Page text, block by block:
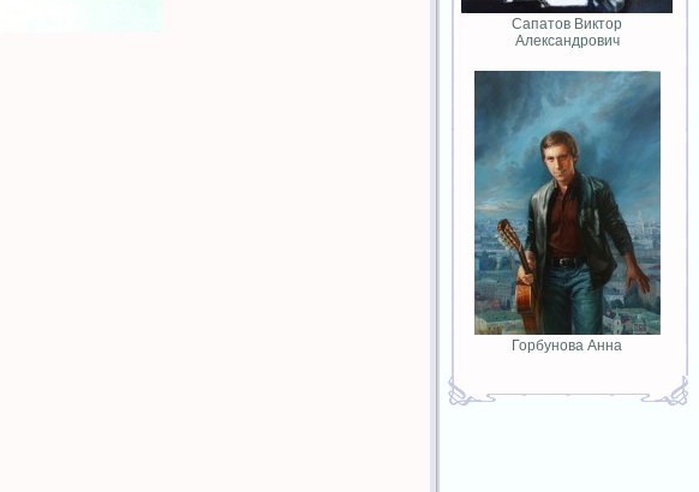
Сапатов Виктор
Александрович
Горбунова Анна